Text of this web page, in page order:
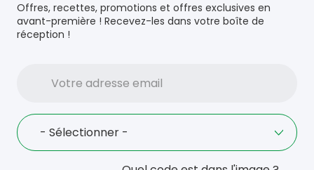
Offres, recettes, promotions et offres exclusives en
avant-première ! Recevez-les dans votre boîte de
réception !
adresse
Language
- Sélectionner -